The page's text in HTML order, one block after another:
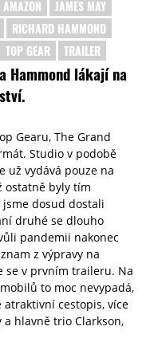
AMAZON
JAMES MAY
RICHARD HAMMOND
TOP GEAR TRAILER
Hammond lákají na
Gearu, The Grand
Studio v podobě
už vydává pouze na
ostatně byly tím
dosud dostali
druhé se dlouho
pandemii nakonec
z výpravy na
se v prvním traileru. Na
to moc nevypadá,
cestopis, více
hlavně trio Clarkson,